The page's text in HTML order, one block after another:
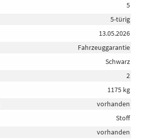
5
5-türig
13.05.2026
Fahrzeuggarantie
Schwarz
2
1175 kg
vorhanden
Stoff
vorhanden